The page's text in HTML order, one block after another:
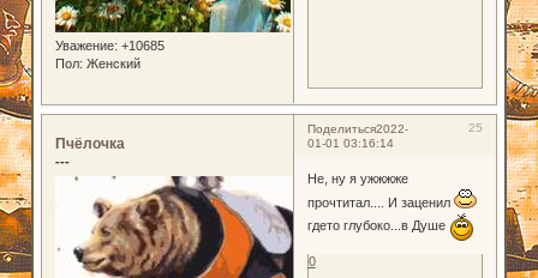
Уважение: +10685
Пол: Женский
Поделиться 25
2022-
01-01 03:16:14
Пчёлочка
---
Не, ну я ужжжже
прочтитал.... И заценил
гдето глубоко...в Душе
0